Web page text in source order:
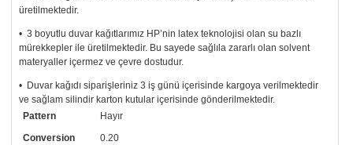
üretilmektedir.
• 3 boyutlu duvar kağıtlarımız HP’nin latex teknolojisi olan su bazlı
mürekkepler ile üretilmektedir. Bu sayede sağlıla zararlı olan solvent
materyaller içermez ve çevre dostudur.
• Duvar kağıdı siparişleriniz 3 iş günü içerisinde kargoya verilmektedir
ve sağlam silindir karton kutular içerisinde gönderilmektedir.
• Tutkalınız, siparişiniz ile birlikte ücretsiz olarak gönderilecektir.
Uygulaması standart duvar kağıdı ile aynıdır. Siparişiniz ile birlikte
Pattern
Hayır
Conversion
0.20